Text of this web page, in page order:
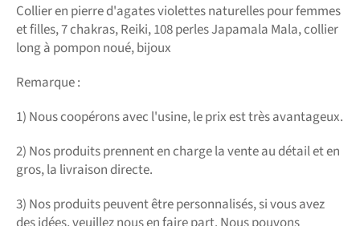
Collier en pierre d'agates violettes naturelles pour femmes
et filles, 7 chakras, Reiki, 108 perles Japamala Mala, collier
long à pompon noué, bijoux
Remarque :
1) Nous coopérons avec l'usine, le prix est très avantageux.
2) Nos produits prennent en charge la vente au détail et en
gros, la livraison directe.
3) Nos produits peuvent être personnalisés, si vous avez